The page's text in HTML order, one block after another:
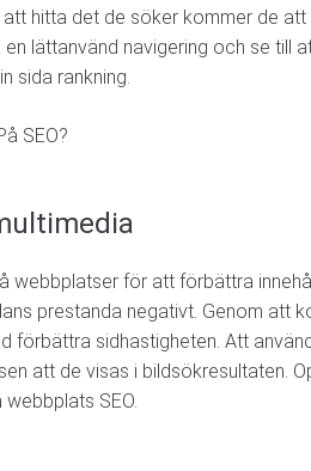
hitta det de söker kommer de
lättanvänd navigering och se till
sida rankning.
webbplatser för att förbättra
prestanda negativt. Genom att
förbättra sidhastigheten. Att
att de visas i bildsökresultaten.
SEO.
Namn
Telefonnummer
Namn på företag / förening /